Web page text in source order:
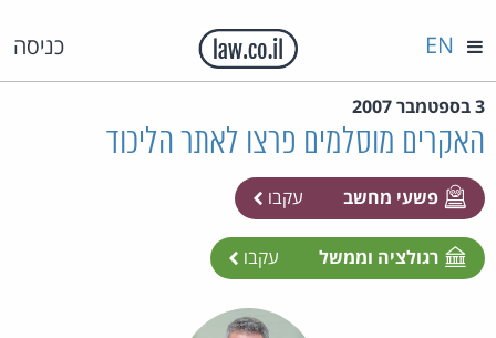
כניסה EN
3 בספטמבר 2007
האקרים מוסלמים פרצו לאתר הליכוד
פשעי מחשב עקבו
רגולציה וממשל עקבו